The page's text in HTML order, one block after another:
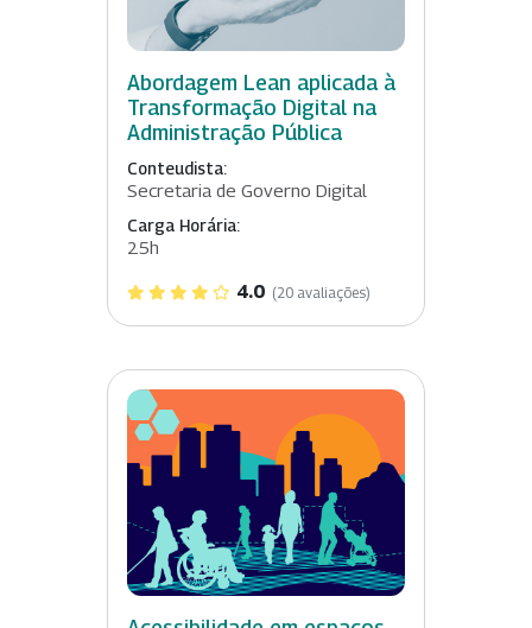
Abordagem Lean aplicada à
Transformação Digital na
Administração Pública
Conteudista:
Secretaria de Governo Digital
Carga Horária:
25h
4.0 (20 avaliações)